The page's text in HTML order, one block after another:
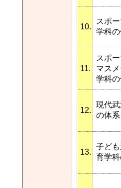
10.
スポ
学科
11.
スポ
マス
学科
12.
現代
の体系
13.
子ど
育学